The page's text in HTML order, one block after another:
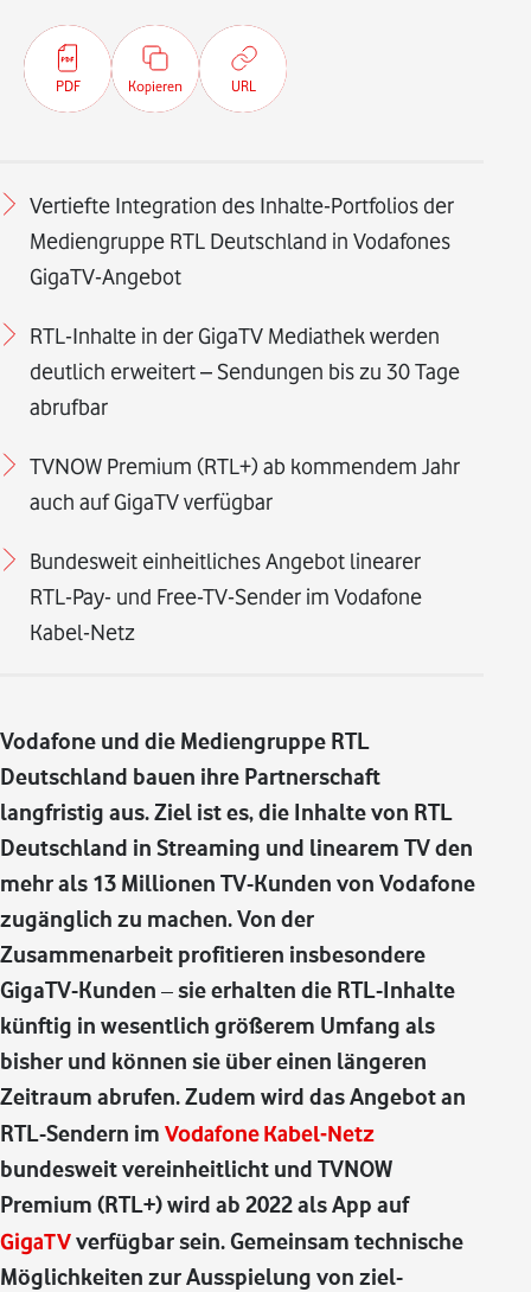
PDF Kopieren URL
Vertiefte Integration des Inhalte-Portfolios der
Mediengruppe RTL Deutschland in Vodafones
GigaTV-Angebot
RTL-Inhalte in der GigaTV Mediathek werden
deutlich erweitert – Sendungen bis zu 30 Tage
abrufbar
TVNOW Premium (RTL+) ab kommendem Jahr
auch auf GigaTV verfügbar
Bundesweit einheitliches Angebot linearer
RTL-Pay- und Free-TV-Sender im Vodafone
Kabel-Netz
Vodafone und die Mediengruppe RTL
Deutschland bauen ihre Partnerschaft
langfristig aus. Ziel ist es, die Inhalte von RTL
Deutschland in Streaming und linearem TV den
mehr als 13 Millionen TV-Kunden von Vodafone
zugänglich zu machen. Von der
Zusammenarbeit profitieren insbesondere
GigaTV-Kunden – sie erhalten die RTL-Inhalte
künftig in wesentlich größerem Umfang als
bisher und können sie über einen längeren
Zeitraum abrufen. Zudem wird das Angebot an
RTL-Sendern im Vodafone Kabel-Netz
bundesweit vereinheitlicht und TVNOW
Premium (RTL+) wird ab 2022 als App auf
GigaTVverfügbar sein. Gemeinsam technische
Möglichkeiten zur Ausspielung von ziel­